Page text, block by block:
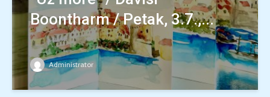
Boontharm / Petak, 3.7.,...
Administrator